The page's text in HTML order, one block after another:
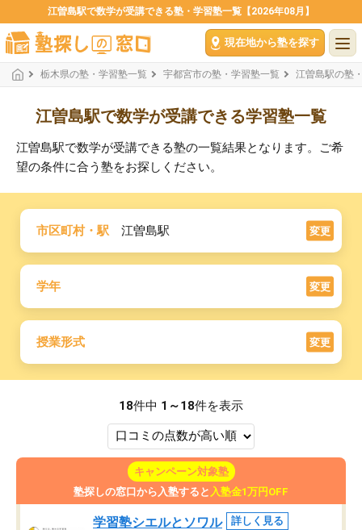
江曽島駅で数学が受講できる塾・学習塾一覧【2026年08月】
現在地から塾を探す
栃木県の塾・学習塾一覧 宇都宮市の塾・学習塾一覧 江曽島駅の塾
江曽島駅で数学が受講できる学習塾一覧
江曽島駅で数学が受講できる塾の一覧結果となります。ご希
望の条件に合う塾をお探しください。
市区町村・駅 江曽島駅 変更
学年 変更
授業形式 変更
18件中 1～18件を表示
キャンペーン対象塾
塾探しの窓口から入塾すると 入塾金1万円OFF
学習塾シエルとソワル 詳しく見る